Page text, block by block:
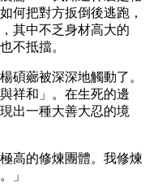
何把對方扳倒後逃跑，
其中不乏身材高大的
不抵擋。
碩薌被深深地觸動了。
祥和」。在生死的邊
出一種大善大忍的境
高的修煉團體。我修煉
」